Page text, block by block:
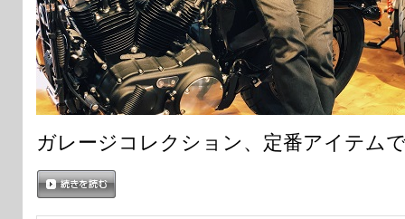
ガレージコレクション、定番アイテム